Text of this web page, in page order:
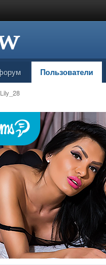
Пользователи